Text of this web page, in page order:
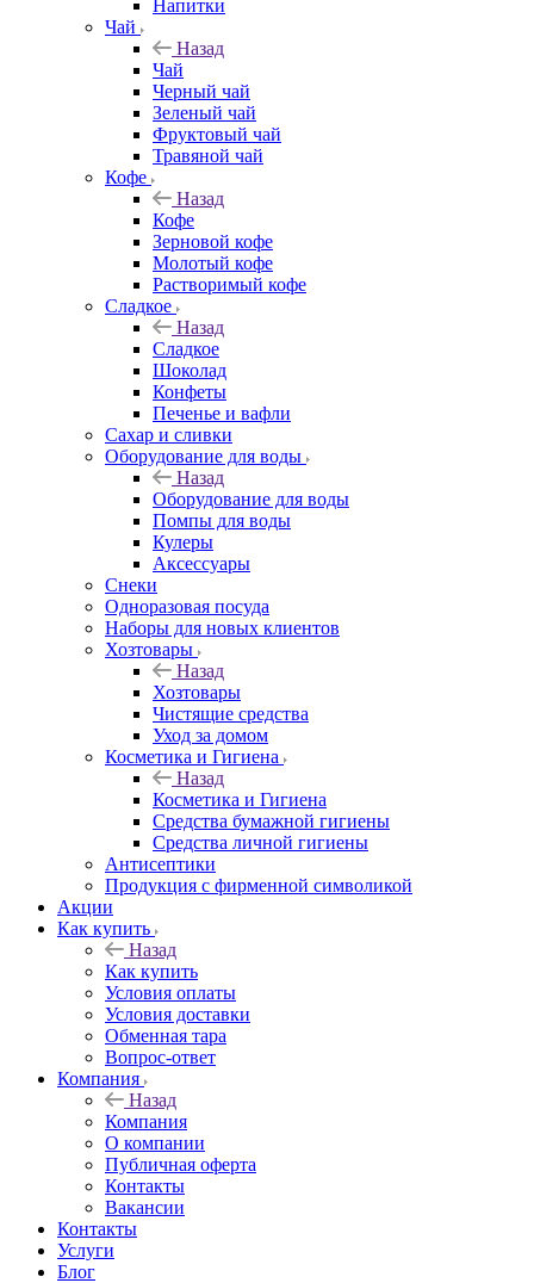
Напитки
Чай
Назад
Чай
Черный чай
Зеленый чай
Фруктовый чай
Травяной чай
Кофе
Назад
Кофе
Зерновой кофе
Молотый кофе
Растворимый кофе
Сладкое
Назад
Сладкое
Шоколад
Конфеты
Печенье и вафли
Сахар и сливки
Оборудование для воды
Назад
Оборудование для воды
Помпы для воды
Кулеры
Аксессуары
Снеки
Одноразовая посуда
Наборы для новых клиентов
Хозтовары
Назад
Хозтовары
Чистящие средства
Уход за домом
Косметика и Гигиена
Назад
Косметика и Гигиена
Средства бумажной гигиены
Средства личной гигиены
Антисептики
Продукция с фирменной символикой
Акции
Как купить
Назад
Как купить
Условия оплаты
Условия доставки
Обменная тара
Вопрос-ответ
Компания
Назад
Компания
О компании
Публичная оферта
Контакты
Вакансии
Контакты
Услуги
Блог